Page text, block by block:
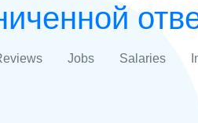
Jobs Salaries